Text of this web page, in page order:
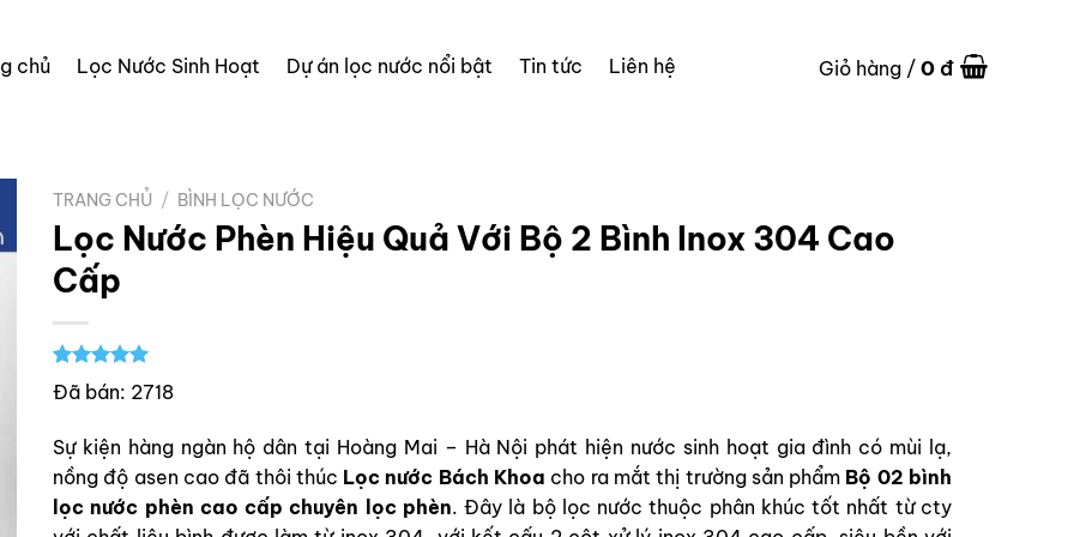
chủ Lọc Nước Sinh Hoạt Dự án lọc nước nổi bật Tin tức Liên hệ Giỏ hàng / 0 đ
TRANG CHỦ / BÌNH LỌC NƯỚC
Lọc Nước Phèn Hiệu Quả Với Bộ 2 Bình Inox 304 Cao
Cấp
5.00 trên 5
dựa trên
1
Đã bán: 2718
Sự kiện hàng ngàn hộ dân tại Hoàng Mai – Hà Nội phát hiện nước sinh hoạt gia đình có mùi lạ,
nồng độ asen cao đã thôi thúc Lọc nước Bách Khoa cho ra mắt thị trường sản phẩm Bộ 02 bình
lọc nước phèn cao cấp chuyên lọc phèn. Đây là bộ lọc nước thuộc phân khúc tốt nhất từ cty